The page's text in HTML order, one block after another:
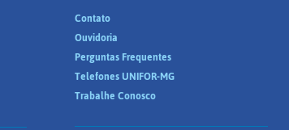
Contato
Ouvidoria
Perguntas Frequentes
Telefones UNIFOR-MG
Trabalhe Conosco